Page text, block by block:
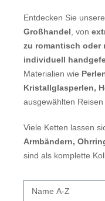
Entdecken Sie
Großhandel , von
zu romantisch oder
individuell
Materialien wie
Kristallglasperlen,
ausgewählten
Viele Ketten lassen
Armbändern,
sind als komplette